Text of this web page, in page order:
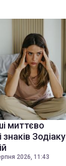
миттєво
Зодіаку
2026, 11:43